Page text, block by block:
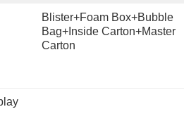
Blister+foam Box+bubble
Bag+inside Carton+master
Carton